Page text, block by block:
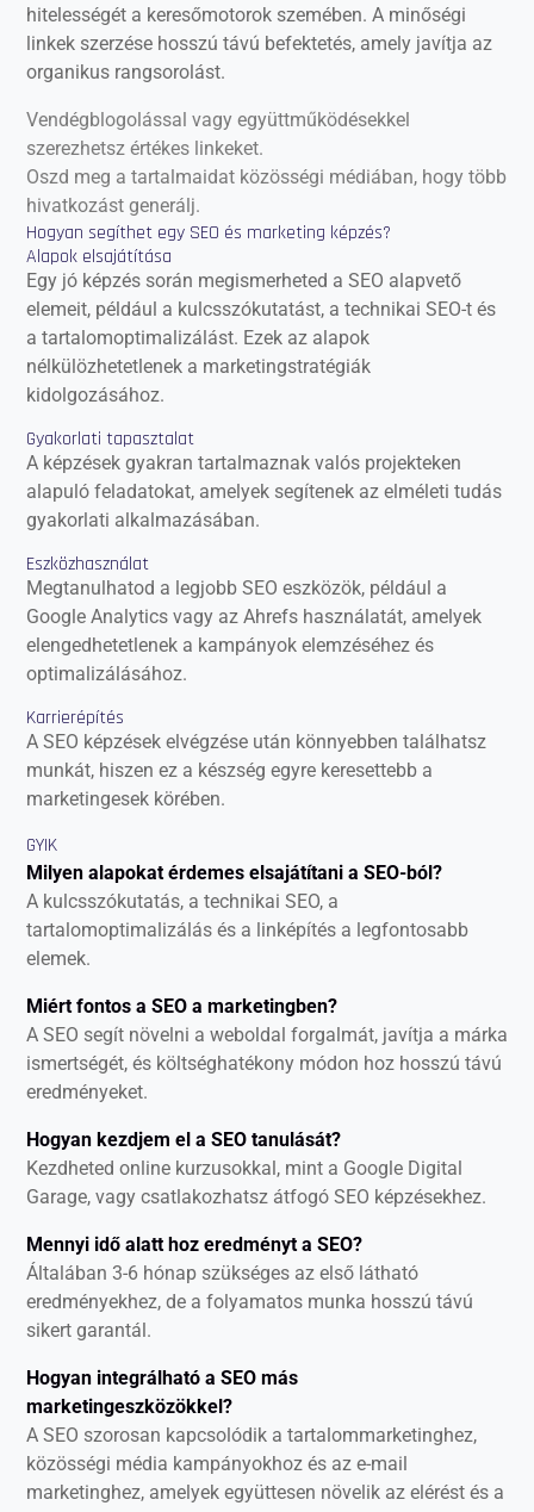
hitelességét a keresőmotorok szemében. A minőségi
linkek szerzése hosszú távú befektetés, amely javítja az
organikus rangsorolást.
Vendégblogolással vagy együttműködésekkel
szerezhetsz értékes linkeket.
Oszd meg a tartalmaidat közösségi médiában, hogy több
hivatkozást generálj.
Hogyan segíthet egy SEO és marketing képzés?
Alapok elsajátítása
Egy jó képzés során megismerheted a SEO alapvető
elemeit, például a kulcsszókutatást, a technikai SEO-t és
a tartalomoptimalizálást. Ezek az alapok
nélkülözhetetlenek a marketingstratégiák
kidolgozásához.
Gyakorlati tapasztalat
A képzések gyakran tartalmaznak valós projekteken
alapuló feladatokat, amelyek segítenek az elméleti tudás
gyakorlati alkalmazásában.
Eszközhasználat
Megtanulhatod a legjobb SEO eszközök, például a
Google Analytics vagy az Ahrefs használatát, amelyek
elengedhetetlenek a kampányok elemzéséhez és
optimalizálásához.
Karrierépítés
A SEO képzések elvégzése után könnyebben találhatsz
munkát, hiszen ez a készség egyre keresettebb a
marketingesek körében.
GYIK
Milyen alapokat érdemes elsajátítani a SEO-ból?
A kulcsszókutatás, a technikai SEO, a
tartalomoptimalizálás és a linképítés a legfontosabb
elemek.
Miért fontos a SEO a marketingben?
A SEO segít növelni a weboldal forgalmát, javítja a márka
ismertségét, és költséghatékony módon hoz hosszú távú
eredményeket.
Hogyan kezdjem el a SEO tanulását?
Kezdheted online kurzusokkal, mint a Google Digital
Garage, vagy csatlakozhatsz átfogó SEO képzésekhez.
Mennyi idő alatt hoz eredményt a SEO?
Általában 3-6 hónap szükséges az első látható
eredményekhez, de a folyamatos munka hosszú távú
sikert garantál.
Hogyan integrálható a SEO más
marketingeszközökkel?
A SEO szorosan kapcsolódik a tartalommarketinghez,
közösségi média kampányokhoz és az e-mail
marketinghez, amelyek együttesen növelik az elérést és a